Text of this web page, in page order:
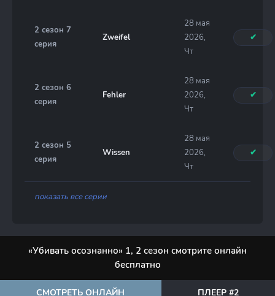
2 сезон 7
серия
Zweifel
28 мая
2026,
Чт
✔
2 сезон 6
серия
Fehler
28 мая
2026,
Чт
✔
2 сезон 5
серия
Wissen
28 мая
2026,
Чт
✔
показать все серии
«Убивать осознанно» 1, 2 сезон смотрите онлайн
бесплатно
СМОТРЕТЬ ОНЛАЙН ПЛЕЕР #2